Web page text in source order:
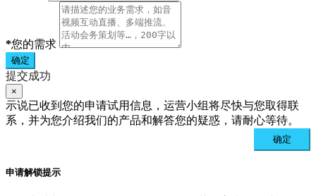
*您的需求
确定
提交成功
×
示说已收到您的申请试用信息，运营小组将尽快与您取得联
系，并为您介绍我们的产品和解答您的疑惑，请耐心等待。
确定
申请解锁提示